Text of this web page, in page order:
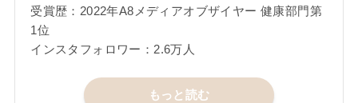
受賞歴：2022年A8メディアオブザイヤー 健康部門第
1位
インスタフォロワー：2.6万人
もっと読む